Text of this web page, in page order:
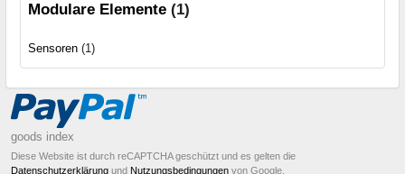
Modulare Elemente (1)
Sensoren (1)
goods index
Diese Website ist durch reCAPTCHA geschützt und es gelten die
Datenschutzerklärung und Nutzungsbedingungen von Google.